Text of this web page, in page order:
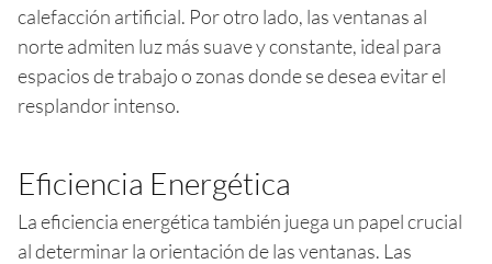
calefacción artificial. Por otro lado, las ventanas al
norte admiten luz más suave y constante, ideal para
espacios de trabajo o zonas donde se desea evitar el
resplandor intenso.
Eficiencia Energética
La eficiencia energética también juega un papel crucial
al determinar la orientación de las ventanas. Las